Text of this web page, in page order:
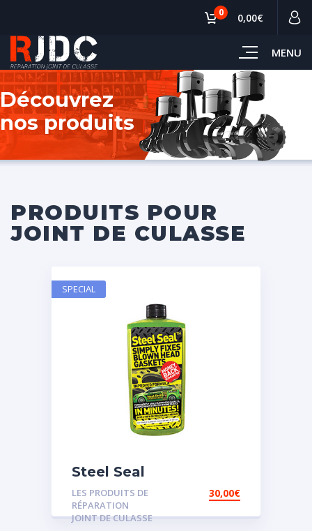
MENU
0 0,00€
Découvrez
nos produits
PRODUITS POUR
JOINT DE CULASSE
Steel Seal
LES PRODUITS DE
RÉPARATION
JOINT DE CULASSE
30,00€
SPECIAL